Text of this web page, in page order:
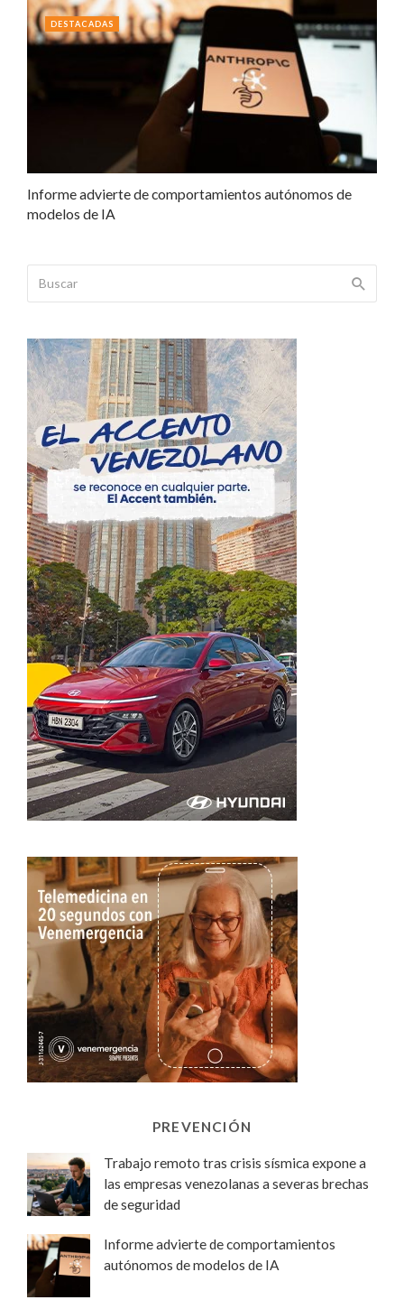
Informe advierte de comportamientos autónomos de
modelos de IA
DESTACADAS
PREVENCIÓN
Trabajo remoto tras crisis sísmica expone a
las empresas venezolanas a severas brechas
de seguridad
Informe advierte de comportamientos
autónomos de modelos de IA